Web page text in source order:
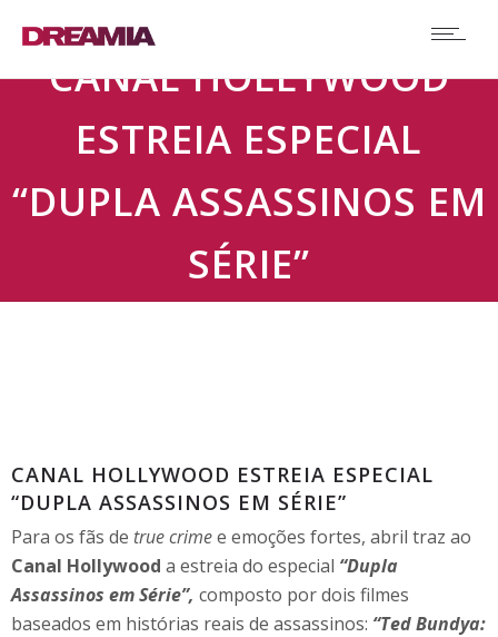
CANAL HOLLYWOOD
ESTREIA ESPECIAL
“DUPLA ASSASSINOS EM
SÉRIE”
CANAL HOLLYWOOD ESTREIA ESPECIAL
“DUPLA ASSASSINOS EM SÉRIE”
Para os fãs de true crimee emoções fortes, abril traz ao
Canal Hollywood a estreia do especial “Dupla
Assassinos em Série”, composto por dois filmes
baseados em histórias reais de assassinos: “Ted Bundya: